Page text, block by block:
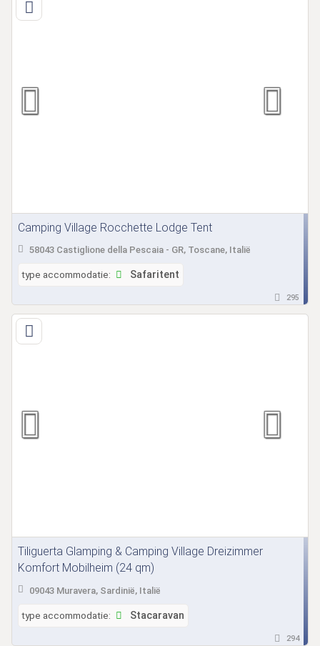
Camping Village Rocchette Lodge Tent
58043 Castiglione della Pescaia - GR, Toscane, Italië
type accommodatie: Safaritent
295
Tiliguerta Glamping & Camping Village Dreizimmer
Komfort Mobilheim (24 qm)
09043 Muravera, Sardinië, Italië
type accommodatie: Stacaravan
294